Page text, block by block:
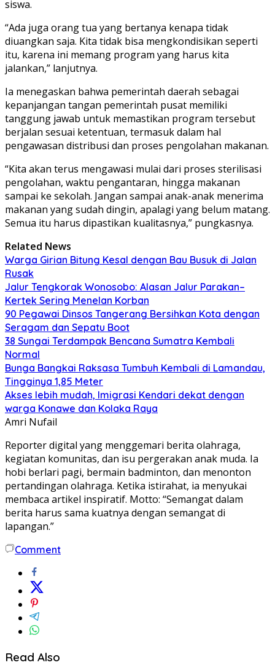
siswa.
“Ada juga orang tua yang bertanya kenapa tidak
diuangkan saja. Kita tidak bisa mengkondisikan seperti
itu, karena ini memang program yang harus kita
jalankan,” lanjutnya.
Ia menegaskan bahwa pemerintah daerah sebagai
kepanjangan tangan pemerintah pusat memiliki
tanggung jawab untuk memastikan program tersebut
berjalan sesuai ketentuan, termasuk dalam hal
pengawasan distribusi dan proses pengolahan makanan.
“Kita akan terus mengawasi mulai dari proses sterilisasi
pengolahan, waktu pengantaran, hingga makanan
sampai ke sekolah. Jangan sampai anak-anak menerima
makanan yang sudah dingin, apalagi yang belum matang.
Semua itu harus dipastikan kualitasnya,” pungkasnya.
Related News
Warga Girian Bitung Kesal dengan Bau Busuk di Jalan
Rusak
Jalur Tengkorak Wonosobo: Alasan Jalur Parakan–
Kertek Sering Menelan Korban
90 Pegawai Dinsos Tangerang Bersihkan Kota dengan
Seragam dan Sepatu Boot
38 Sungai Terdampak Bencana Sumatra Kembali
Normal
Bunga Bangkai Raksasa Tumbuh Kembali di Lamandau,
Tingginya 1,85 Meter
Akses lebih mudah, Imigrasi Kendari dekat dengan
warga Konawe dan Kolaka Raya
Amri Nufail
Reporter digital yang menggemari berita olahraga,
kegiatan komunitas, dan isu pergerakan anak muda. Ia
hobi berlari pagi, bermain badminton, dan menonton
pertandingan olahraga. Ketika istirahat, ia menyukai
membaca artikel inspiratif. Motto: “Semangat dalam
berita harus sama kuatnya dengan semangat di
lapangan.”
Comment
Read Also